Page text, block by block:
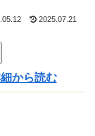
2025.07.21
から読む